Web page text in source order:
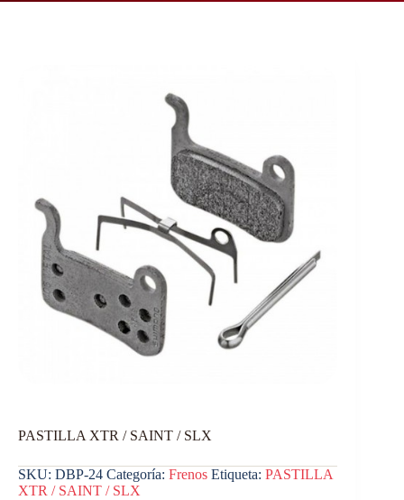
PASTILLA XTR / SAINT / SLX
SKU: DBP-24 Categoría: Frenos Etiqueta: PASTILLA
XTR / SAINT / SLX